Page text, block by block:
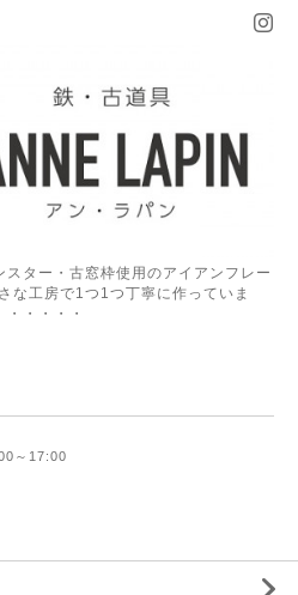
ター・古窓枠使用のアイアンフレー
工房で1つ1つ丁寧に作っていま
・・・・
～17:00